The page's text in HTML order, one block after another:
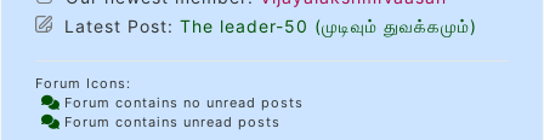
Latest Post: The leader-50 (முடிவும் துவக்கமும்)
Forum Icons:
Forum contains no unread posts
Forum contains unread posts